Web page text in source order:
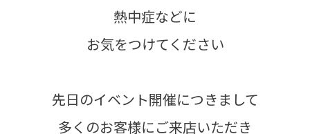
熱中症などに
お気をつけてください
先日のイベント開催につきまして
多くのお客様にご来店いただき